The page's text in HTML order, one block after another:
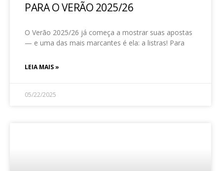
PARA O VERÃO 2025/26
O Verão 2025/26 já começa a mostrar suas apostas
— e uma das mais marcantes é ela: a listras! Para
LEIA MAIS »
05/22/2025